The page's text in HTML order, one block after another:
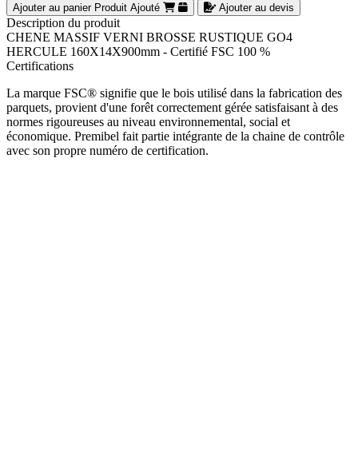
Ajouter au panier Produit Ajouté Ajouter au devis
Description du produit
CHENE MASSIF VERNI BROSSE RUSTIQUE GO4
HERCULE 160X14X900mm - Certifié FSC 100 %
Certifications
La marque FSC® signifie que le bois utilisé dans la fabrication des
parquets, provient d'une forêt correctement gérée satisfaisant à des
normes rigoureuses au niveau environnemental, social et
économique. Premibel fait partie intégrante de la chaine de contrôle
avec son propre numéro de certification.